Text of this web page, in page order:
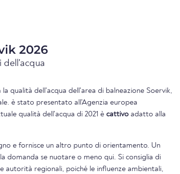
2026
dell'acqua
qualità dell'acqua dell'area di balneazione Soervik,
è stato presentato all'Agenzia europea
qualità dell'acqua di 2021 è cattivo adatto alla
e fornisce un altro punto di orientamento. Un
se nuotare o meno qui. Si consiglia di
autorità regionali, poiché le influenze ambientali,